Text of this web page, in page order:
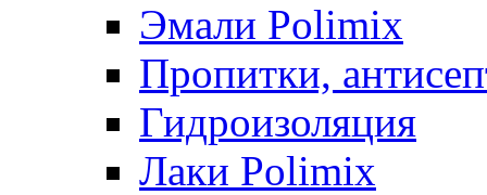
Эмали Polimix
Пропитки,
Гидроизоляция
Лаки Polimix